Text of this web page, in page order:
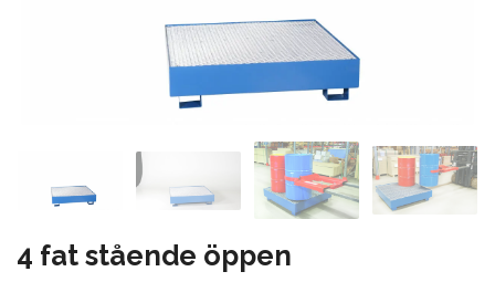
4 fat stående öppen